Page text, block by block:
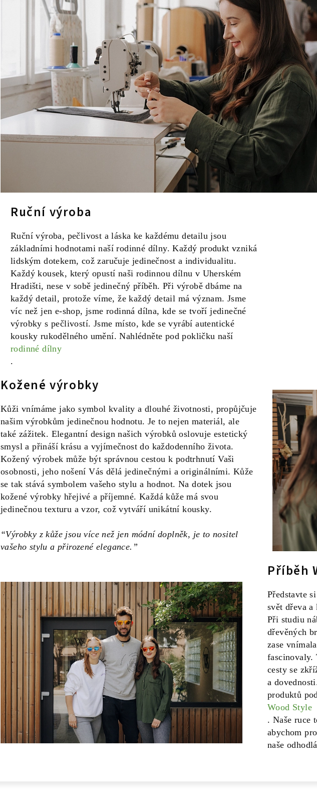
Ruční výroba
Ruční výroba, pečlivost a láska ke každému detailu jsou
základními hodnotami naší rodinné dílny. Každý produkt vzniká
lidským dotekem, což zaručuje jedinečnost a individualitu.
Každý kousek, který opustí naši rodinnou dílnu v Uherském
Hradišti, nese v sobě jedinečný příběh. Při výrobě dbáme na
každý detail, protože víme, že každý detail má význam. Jsme
víc než jen e-shop, jsme rodinná dílna, kde se tvoří jedinečné
výrobky s pečlivostí. Jsme místo, kde se vyrábí autentické
kousky rukodělného umění. Nahlédněte pod pokličku naší
rodinné dílny
.
Kožené výrobky
Kůži vnímáme jako symbol kvality a dlouhé životnosti, propůjčuje
našim výrobkům jedinečnou hodnotu. Je to nejen materiál, ale
také zážitek. Elegantní design našich výrobků oslovuje estetický
smysl a přináší krásu a vyjímečnost do každodenního života.
Kožený výrobek může být správnou cestou k podtrhnutí Vaši
osobnosti, jeho nošení Vás dělá jedinečnými a originálními. Kůže
se tak stává symbolem vašeho stylu a hodnot. Na dotek jsou
kožené výrobky hřejivé a příjemné. Každá kůže má svou
jedinečnou texturu a vzor, což vytváří unikátní kousky.
“Výrobky z kůže jsou více než jen módní doplněk, je to nositel
vašeho stylu a přirozené elegance.”
Příběh
Představte
svět dřeva
Při studiu
dřevěných
zase
fascinovaly.
cesty se
a
produktů
Wood Style
. Naše ruce
abychom
naše